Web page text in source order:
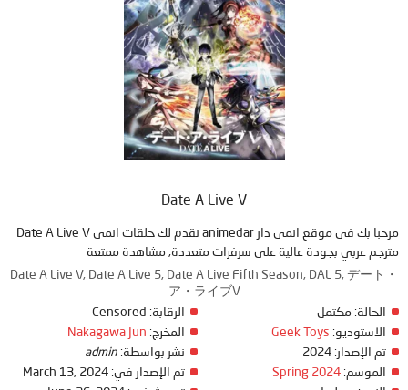
Date A Live V
مرحبا بك في موقع انمي دار animedar نقدم لك حلقات انمي Date A Live V
مترجم عربي بجودة عالية على سرفرات متعددة, مشاهدة ممتعة
Date A Live V, Date A Live 5, Date A Live Fifth Season, DAL 5, デート・
ア・ライブV
الحالة: مكتمل
الاستوديو: Geek Toys
تم الإصدار:
الموسم: Spring 2024
الرقابة:
المخرج: Nakagawa Jun
نشر بواسطة: admin
تم الإصدار في: March 13, 2024